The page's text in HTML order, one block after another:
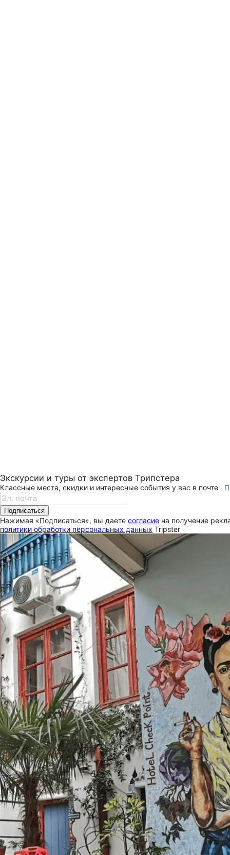
Экскурсии и туры от экспертов Трипстера
Классные места, скидки и интересные события у вас в почте ·
Подписаться
Нажимая «Подписаться», вы даете согласие на получение
политики обработки персональных данных Tripster